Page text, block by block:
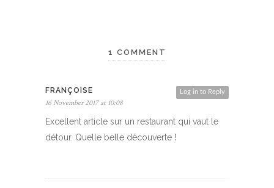
1 COMMENT
Log in to Reply
FRANÇOISE
16 November 2017 at 10:08
Excellent article sur un restaurant qui vaut le
détour. Quelle belle découverte !